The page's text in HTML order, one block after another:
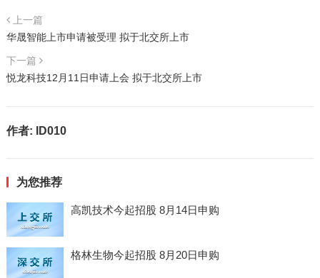
上一篇
华晟智能上市申请被受理 拟于北交所上市
下一篇
悦龙科技12月11日申请上会 拟于北交所上市
作者: ID010
为您推荐
高凯技术今起招股 8月14日申购
格林生物今起招股 8月20日申购